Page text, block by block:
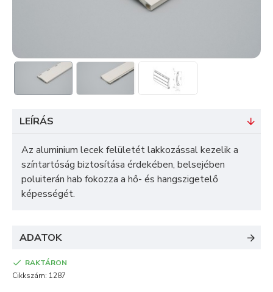
LEÍRÁS
Az aluminium lecek felületét lakkozással kezelik a
színtartóság biztosítása érdekében, belsejében
poluiterán hab fokozza a hő- és hangszigetelő
képességét.
ADATOK
RAKTÁRON
Cikkszám: 1287